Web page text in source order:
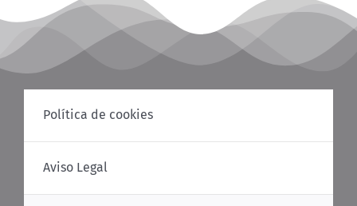
Política de cookies
Aviso Legal